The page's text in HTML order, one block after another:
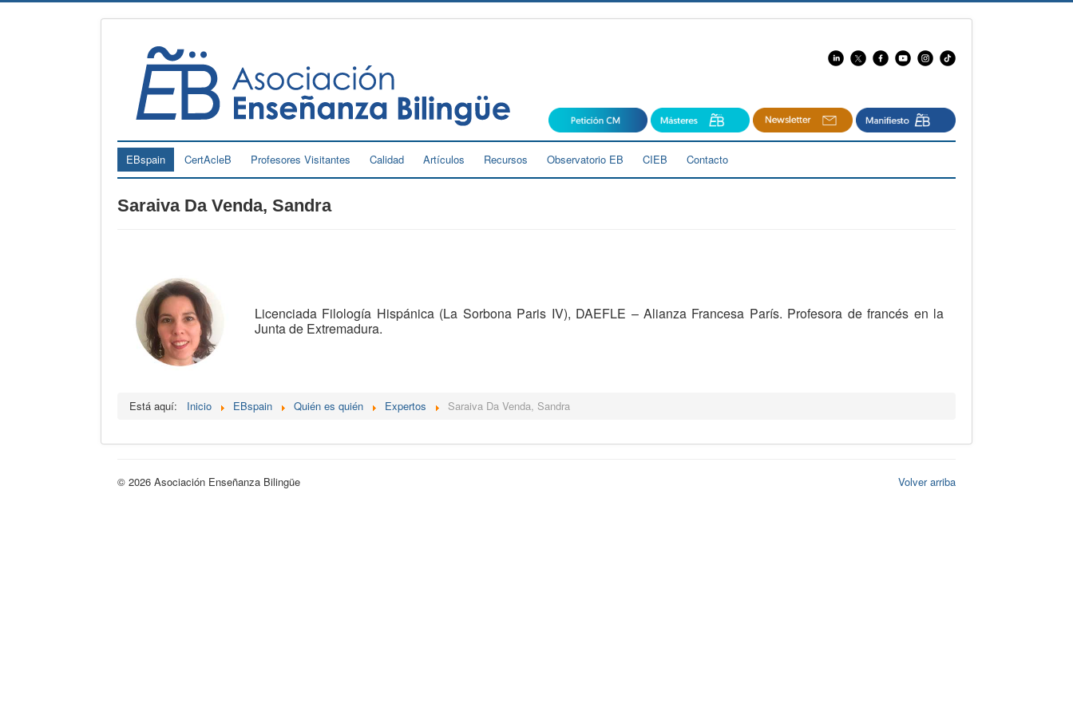
EBspain CertAcleB Profesores Visitantes Calidad Artículos Recursos Observatorio EB CIEB Contacto
Saraiva Da Venda, Sandra
Licenciada Filología Hispánica (La Sorbona Paris IV), DAEFLE – Alianza Francesa París. Profesora de francés en la
Junta de Extremadura.
Está aquí: Inicio EBspain Quién es quién Expertos Saraiva Da Venda, Sandra
Volver arriba
© 2026 Asociación Enseñanza Bilingüe